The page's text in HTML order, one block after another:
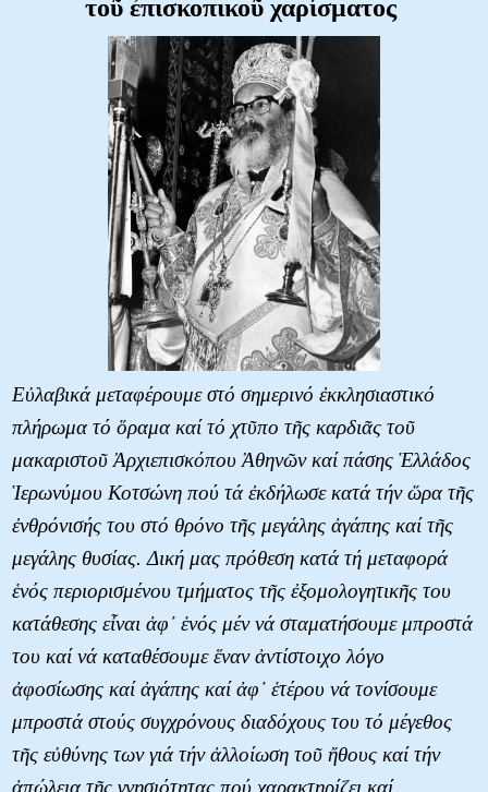
τοῦ ἐπισκοπικοῦ χαρίσματος
Εὐλαβικά μεταφέρουμε στό σημερινό ἐκκλησιαστικό
πλήρωμα τό ὅραμα καί τό χτῦπο τῆς καρδιᾶς τοῦ
μακαριστοῦ Ἀρχιεπισκόπου Ἀθηνῶν καί πάσης Ἑλλάδος
Ἱερωνύμου Κοτσώνη πού τά ἐκδήλωσε κατά τήν ὥρα τῆς
ἐνθρόνισής του στό θρόνο τῆς μεγάλης ἀγάπης καί τῆς
μεγάλης θυσίας. Δική μας πρόθεση κατά τή μεταφορά
ἑνός περιορισμένου τμήματος τῆς ἐξομολογητικῆς του
κατάθεσης εἶναι ἀφ᾿ ἑνός μέν νά σταματήσουμε μπροστά
του καί νά καταθέσουμε ἕναν ἀντίστοιχο λόγο
ἀφοσίωσης καί ἀγάπης καί ἀφ᾿ ἑτέρου νά τονίσουμε
μπροστά στούς συγχρόνους διαδόχους του τό μέγεθος
τῆς εὐθύνης των γιά τήν ἀλλοίωση τοῦ ἤθους καί τήν
ἀπώλεια τῆς γνησιότητας πού χαρακτηρίζει καί